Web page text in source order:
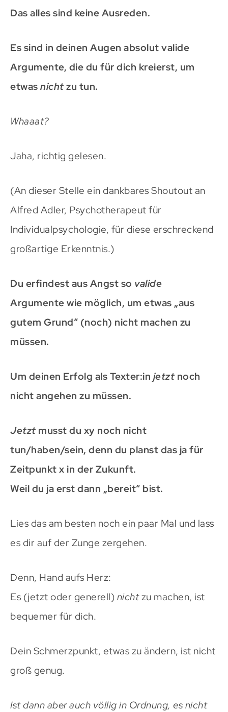
Das alles sind keine Ausreden.
Es sind in deinen Augen absolut valide
Argumente, die du für dich kreierst, um
etwas nichtzu tun.
Whaaat?
Jaha, richtig gelesen.
(An dieser Stelle ein dankbares Shoutout an
Alfred Adler, Psychotherapeut für
Individualpsychologie, für diese erschreckend
großartige Erkenntnis.)
Du erfindest aus Angst so valide
Argumente wie möglich, um etwas „aus
gutem Grund“ (noch) nicht machen zu
müssen.
Um deinen Erfolg als Texter:in jetztnoch
nicht angehen zu müssen.
Jetztmusst du xy noch nicht
tun/haben/sein, denn du planst das ja für
Zeitpunkt x in der Zukunft.
Weil du ja erst dann „bereit“ bist.
Lies das am besten noch ein paar Mal und lass
es dir auf der Zunge zergehen.
Denn, Hand aufs Herz:
Es (jetzt oder generell) nichtzu machen, ist
bequemer für dich.
Dein Schmerzpunkt, etwas zu ändern, ist nicht
groß genug.
Ist dann aber auch völlig in Ordnung, es nicht